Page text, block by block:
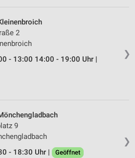
❯
2
- 13:00 14:00 - 19:00 Uhr |
❯
9
- 18:30 Uhr |
Geöffnet